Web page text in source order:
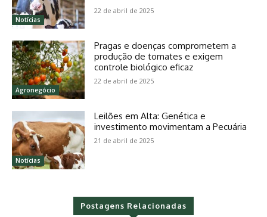
Notícias
22 de abril de 2025
Agronegócio
Pragas e doenças comprometem a
produção de tomates e exigem
controle biológico eficaz
22 de abril de 2025
Notícias
Leilões em Alta: Genética e
investimento movimentam a Pecuária
21 de abril de 2025
Postagens Relacionadas